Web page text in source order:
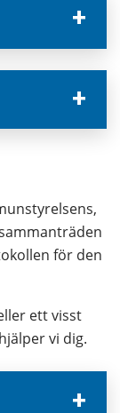
för den
ett visst
vi dig.